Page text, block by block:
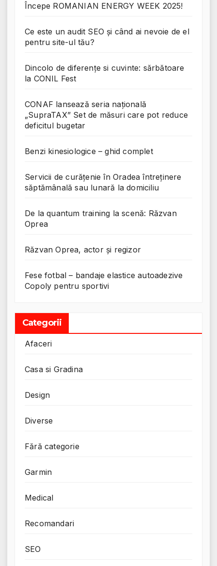
Începe ROMANIAN ENERGY WEEK 2025!
Ce este un audit SEO și când ai nevoie de el
pentru site-ul tău?
Dincolo de diferențe si cuvinte: sărbătoare
la CONIL Fest
CONAF lansează seria națională
„SupraTAX” Set de măsuri care pot reduce
deficitul bugetar
Benzi kinesiologice – ghid complet
Servicii de curățenie în Oradea întreținere
săptămânală sau lunară la domiciliu
De la quantum training la scenă: Răzvan
Oprea
Răzvan Oprea, actor și regizor
Fese fotbal – bandaje elastice autoadezive
Copoly pentru sportivi
Categorii
Afaceri
Casa si Gradina
Design
Diverse
Fără categorie
Garmin
Medical
Recomandari
SEO